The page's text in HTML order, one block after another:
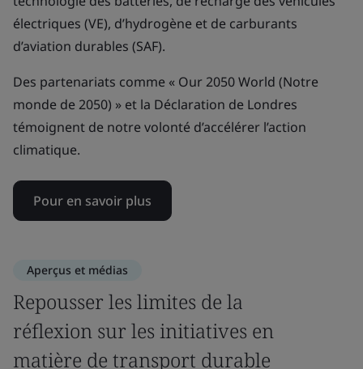
électriques (VE), d’hydrogène et de carburants
d’aviation durables (SAF).
Des partenariats comme « Our 2050 World (Notre
monde de 2050) » et la Déclaration de Londres
témoignent de notre volonté d’accélérer l’action
climatique.
Pour en savoir plus
Aperçus et médias
Repousser les limites de la
réflexion sur les initiatives en
matière de transport durable